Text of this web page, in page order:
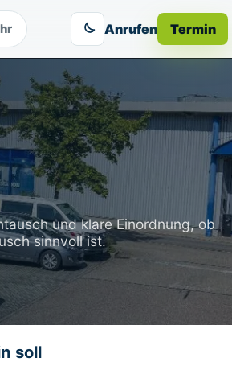
Anrufen Termin
und klare Einordnung, ob
sinnvoll ist.
soll